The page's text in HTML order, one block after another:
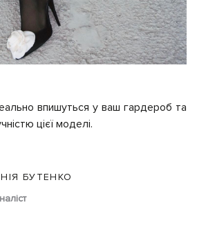
впишуться у ваш гардероб та
цієї моделі.
БУТЕНКО